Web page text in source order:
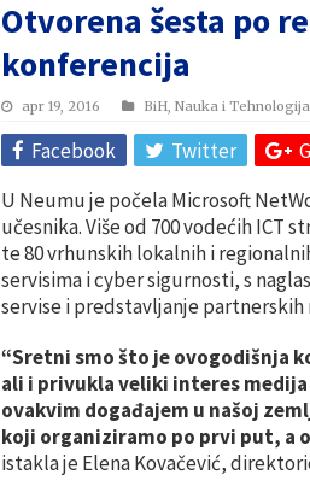
Otvorena šesta po
konferencija
apr 19, 2016 BiH, Nauka i Tehnologija
Facebook Twitter
U Neumu je počela Microsoft
učesnika. Više od 700 vodećih ICT
te 80 vrhunskih lokalnih i
servisima i cyber sigurnosti, s
servise i predstavljanje partnerskih
“Sretni smo što je ovogodišnja
ali i privukla veliki interes
ovakvim događajem u našoj
koji organiziramo po prvi put, a
istakla je Elena Kovačević,